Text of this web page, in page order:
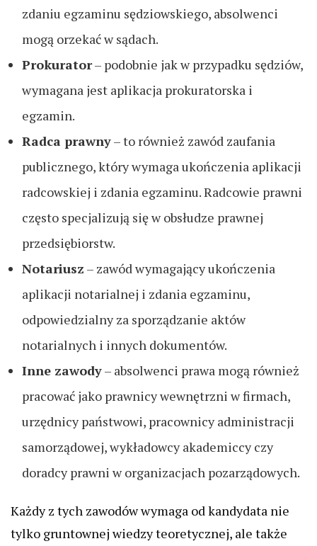
zdaniu egzaminu sędziowskiego, absolwenci
mogą orzekać w sądach.
Prokurator– podobnie jak w przypadku sędziów,
wymagana jest aplikacja prokuratorska i
egzamin.
Radca prawny– to również zawód zaufania
publicznego, który wymaga ukończenia aplikacji
radcowskiej i zdania egzaminu. Radcowie prawni
często specjalizują się w obsłudze prawnej
przedsiębiorstw.
Notariusz – zawód wymagający ukończenia
aplikacji notarialnej i zdania egzaminu,
odpowiedzialny za sporządzanie aktów
notarialnych i innych dokumentów.
Inne zawody– absolwenci prawa mogą również
pracować jako prawnicy wewnętrzni w firmach,
urzędnicy państwowi, pracownicy administracji
samorządowej, wykładowcy akademiccy czy
doradcy prawni w organizacjach pozarządowych.
Każdy z tych zawodów wymaga od kandydata nie
tylko gruntownej wiedzy teoretycznej, ale także